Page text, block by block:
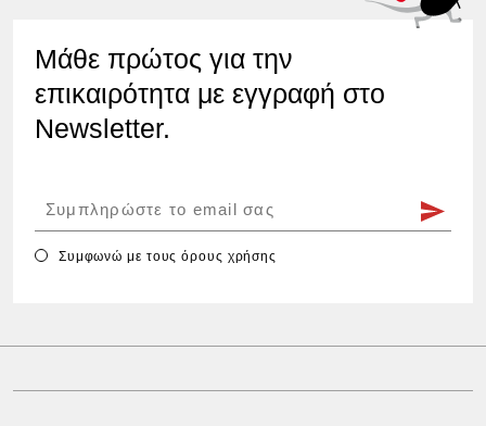
Μάθε πρώτος για την
επικαιρότητα με εγγραφή στο
Newsletter.
Συμφωνώ με τουςόρους χρήσης